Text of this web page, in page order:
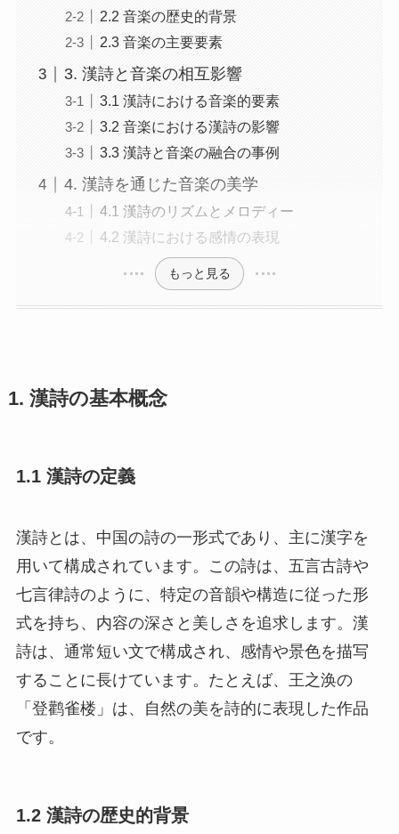
2.2 音楽の歴史的背景
2.3 音楽の主要要素
3. 漢詩と音楽の相互影響
3.1 漢詩における音楽的要素
3.2 音楽における漢詩の影響
3.3 漢詩と音楽の融合の事例
4. 漢詩を通じた音楽の美学
4.1 漢詩のリズムとメロディー
4.2 漢詩における感情の表現
もっと見る
1. 漢詩の基本概念
1.1 漢詩の定義
漢詩とは、中国の詩の一形式であり、主に漢字を
用いて構成されています。この詩は、五言古詩や
七言律詩のように、特定の音韻や構造に従った形
式を持ち、内容の深さと美しさを追求します。漢
詩は、通常短い文で構成され、感情や景色を描写
することに長けています。たとえば、王之涣の
「登鹳雀楼」は、自然の美を詩的に表現した作品
です。
1.2 漢詩の歴史的背景